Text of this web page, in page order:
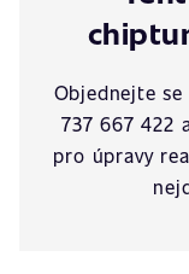
Objednejte
737 667 422
pro úpravy